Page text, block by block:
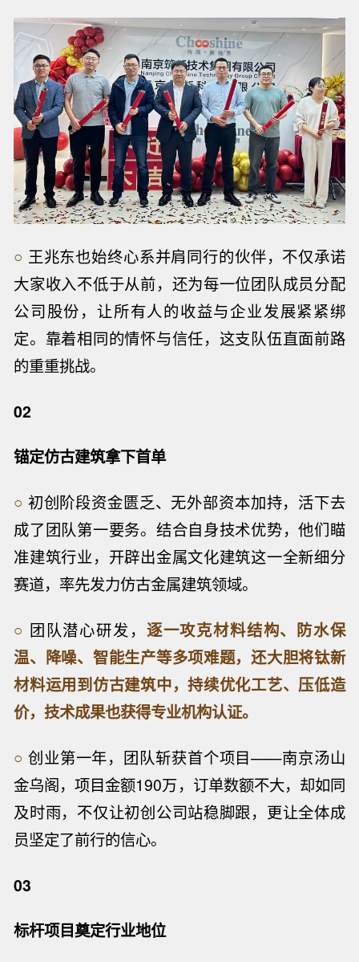
○ 王兆东也始终心系并肩同行的伙伴，不仅承诺
大家收入不低于从前，还为每一位团队成员分配
公司股份，让所有人的收益与企业发展紧紧绑
定。靠着相同的情怀与信任，这支队伍直面前路
的重重挑战。
02
锚定仿古建筑拿下首单
○ 初创阶段资金匮乏、无外部资本加持，活下去
成了团队第一要务。结合自身技术优势，他们瞄
准建筑行业，开辟出金属文化建筑这一全新细分
赛道，率先发力仿古金属建筑领域。
○ 团队潜心研发， 逐一攻克材料结构、防水保
温、降噪、智能生产等多项难题，还大胆将钛新
材料运用到仿古建筑中，持续优化工艺、压低造
价，技术成果也获得专业机构认证。
○ 创业第一年，团队斩获首个项目——南京汤山
金乌阁，项目金额190万，订单数额不大，却如同
及时雨，不仅让初创公司站稳脚跟，更让全体成
员坚定了前行的信心。
03
标杆项目奠定行业地位